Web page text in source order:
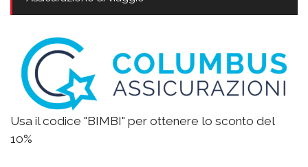
Usa il codice "BIMBI" per ottenere lo sconto del
10%